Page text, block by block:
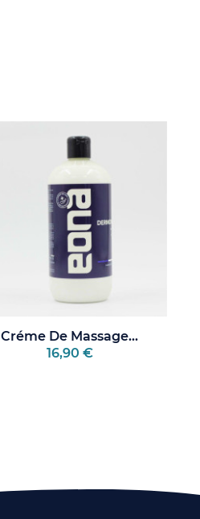
Créme De Massage...
16,90 €